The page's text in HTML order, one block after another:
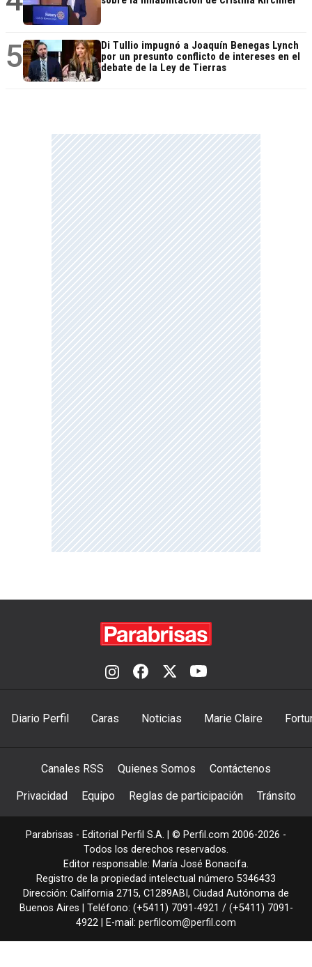
5
Di Tullio impugnó a Joaquín Benegas Lynch
por un presunto conflicto de intereses en el
debate de la Ley de Tierras
Diario Perfil Caras Noticias Marie Claire
Canales RSS Quienes Somos Contáctenos
Privacidad Equipo Reglas de participación Tránsito
Parabrisas - Editorial Perfil S.A. | © Perfil.com 2006-2026 -
Todos los derechos reservados.
Editor responsable: María José Bonacifa.
Registro de la propiedad intelectual número 5346433
Dirección: California 2715, C1289ABI , Ciudad Autónoma de
Buenos Aires | Teléfono: (+5411) 7091-4921 / (+5411) 7091-
4922 | E-mail: perfilcom@perfil.com